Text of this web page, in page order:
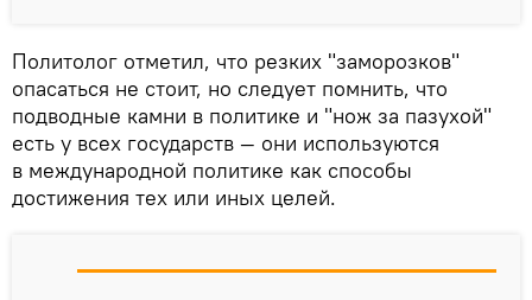
Политолог отметил, что резких "заморозков"
опасаться не стоит, но следует помнить, что
подводные камни в политике и "нож за пазухой"
есть у всех государств — они используются
в международной политике как способы
достижения тех или иных целей.